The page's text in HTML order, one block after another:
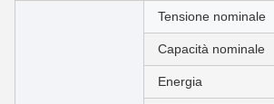
Tensione nominale
Capacità nominale
Energia